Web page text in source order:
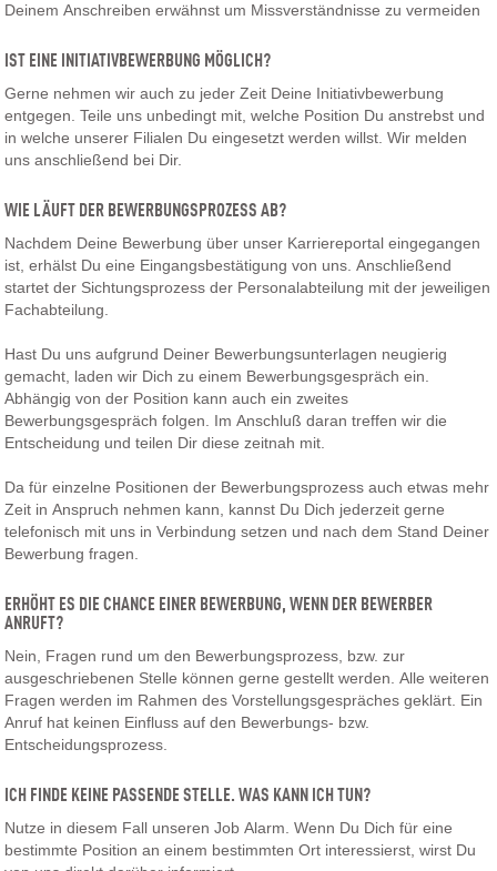
Deinem Anschreiben erwähnst um Missverständnisse zu vermeiden
IST EINE INITIATIVBEWERBUNG MÖGLICH?
Gerne nehmen wir auch zu jeder Zeit Deine Initiativbewerbung
entgegen. Teile uns unbedingt mit, welche Position Du anstrebst und
in welche unserer Filialen Du eingesetzt werden willst. Wir melden
uns anschließend bei Dir.
WIE LÄUFT DER BEWERBUNGSPROZESS AB?
Nachdem Deine Bewerbung über unser Karriereportal eingegangen
ist, erhälst Du eine Eingangsbestätigung von uns. Anschließend
startet der Sichtungsprozess der Personalabteilung mit der jeweiligen
Fachabteilung.
Hast Du uns aufgrund Deiner Bewerbungsunterlagen neugierig
gemacht, laden wir Dich zu einem Bewerbungsgespräch ein.
Abhängig von der Position kann auch ein zweites
Bewerbungsgespräch folgen. Im Anschluß daran treffen wir die
Entscheidung und teilen Dir diese zeitnah mit.
Da für einzelne Positionen der Bewerbungsprozess auch etwas mehr
Zeit in Anspruch nehmen kann, kannst Du Dich jederzeit gerne
telefonisch mit uns in Verbindung setzen und nach dem Stand Deiner
Bewerbung fragen.
ERHÖHT ES DIE CHANCE EINER BEWERBUNG, WENN DER BEWERBER
ANRUFT?
Nein, Fragen rund um den Bewerbungsprozess, bzw. zur
ausgeschriebenen Stelle können gerne gestellt werden. Alle weiteren
Fragen werden im Rahmen des Vorstellungsgespräches geklärt. Ein
Anruf hat keinen Einfluss auf den Bewerbungs- bzw.
Entscheidungsprozess.
ICH FINDE KEINE PASSENDE STELLE. WAS KANN ICH TUN?
Nutze in diesem Fall unseren Job Alarm. Wenn Du Dich für eine
bestimmte Position an einem bestimmten Ort interessierst, wirst Du